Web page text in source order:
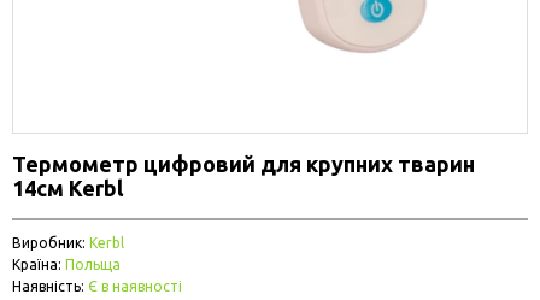
Термометр цифровий для крупних тварин
14см Kerbl
Виробник: Kerbl
Країна: Польща
Наявність: Є в наявності